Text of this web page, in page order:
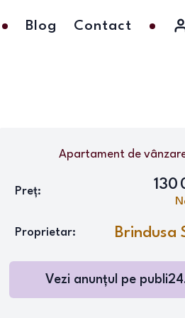
Blog Contact
Apartamentde
Preț: 130
Proprietar: Brindusa
Vezi anunțul pe